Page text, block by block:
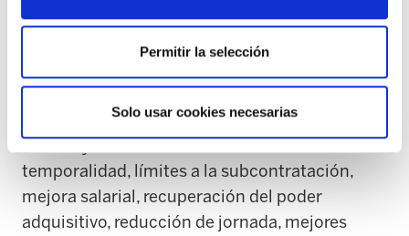
Permitir la selección
Solo usar cookies necesarias
patronal pretende fragmentar la negociación
para priorizar medidas de mayor flexibilidad
ELA defiende un modelo basado en empleo
estable y de calidad, reducción de la
temporalidad, límites a la subcontratación,
mejora salarial, recuperación del poder
adquisitivo, reducción de jornada, mejores